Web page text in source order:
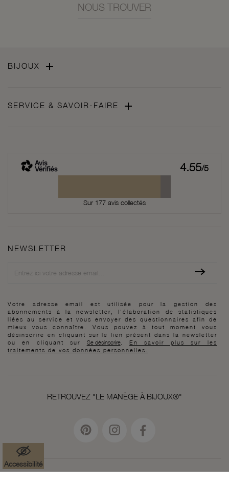
NOUS TROUVER
BIJOUX 
SERVICE & SAVOIR-FAIRE 
4.55/5
Sur 177 avis collectés
NEWSLETTER
Votre adresse email est utilisée pour la gestion des
abonnements à la newsletter, l'élaboration de statistiques
liées au service et vous envoyer des questionnaires afin de
mieux vous connaître. Vous pouvez à tout moment vous
désinscrire en cliquant sur le lien présent dans la newsletter
ou en cliquant sur Se désinscrire.En savoir plus sur les
traitements de vos données personnelles.
RETROUVEZ "LE MANÈGE À BIJOUX®"
Accessibilité